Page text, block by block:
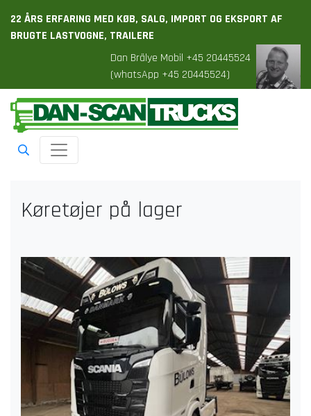
22 ÅRS ERFARING MED KØB, SALG, IMPORT OG EKSPORT AF
BRUGTE LASTVOGNE, TRAILERE
Dan Brälye Mobil +45 20445524
(whatsApp +45 20445524)
Toggle navigation
Køretøjer på lager